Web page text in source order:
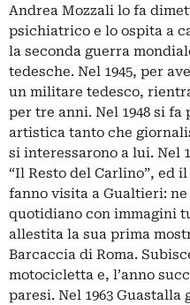
Andrea Mozzali lo fa
psichiatrico e lo ospita a
la seconda guerra
tedesche. Nel 1945, per
un militare tedesco,
per tre anni. Nel 1948 si
artistica tanto che
si interessarono a lui. Nel
“Il Resto del Carlino”, ed
fanno visita a Gualtieri:
quotidiano con immagini
allestita la sua prima
Barcaccia di Roma.
motocicletta e, l’anno
paresi. Nel 1963